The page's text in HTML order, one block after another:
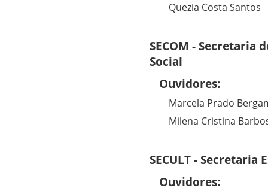
Quezia Costa Santos
SECOM - Secretaria
Social
Ouvidores:
Marcela Prado
Milena Cristina
SECULT - Secretaria
Ouvidores: